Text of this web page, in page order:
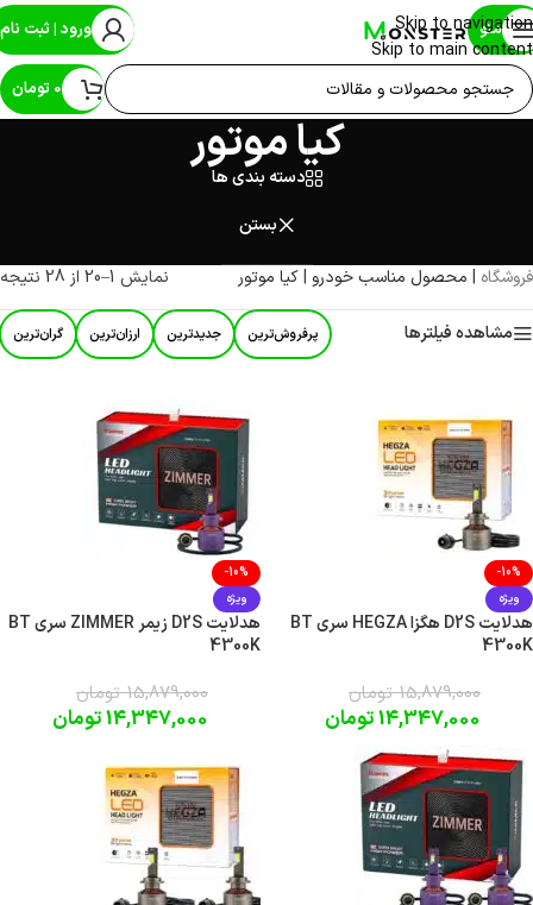
Skip to navigation
Skip to main content
منو ورود | ثبت نام
0 تومان
کیا موتور
دسته بندی ها
بستن
فروشگاه | محصول مناسب خودرو | کیا موتور نمایش 1–20 از 28 نتیجه
مشاهده فیلترها پرفروش‌ترین جدیدترین ارزان‌ترین گران‌ترین
-10%
ویژه
هدلایت D2S هگزا HEGZA سری BT
4300K
15,879,000 تومان
14,347,000تومان
-10%
ویژه
هدلایت D2S زیمر ZIMMER سری BT
4300K
15,879,000 تومان
14,347,000تومان